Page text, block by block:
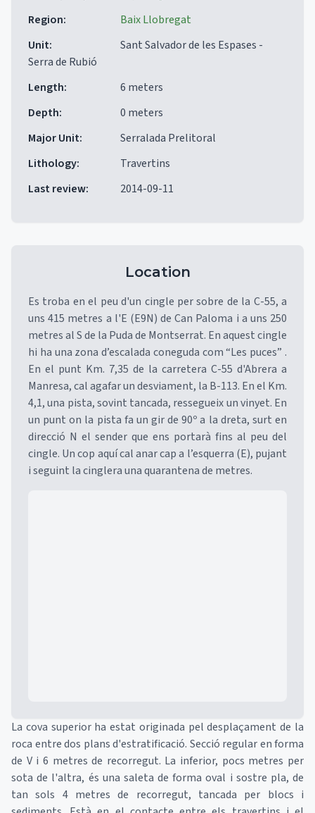
Region:
Baix Llobregat
Unit:
Sant Salvador de les Espases -
Serra de Rubió
Length:
6 meters
Depth:
0 meters
Major Unit:
Serralada Prelitoral
Lithology:
Travertins
Last review: 2014-09-11
Location
Es troba en el peu d'un cingle per sobre de la C-55, a
uns 415 metres a l'E (E9N) de Can Paloma i a uns 250
metres al S de la Puda de Montserrat. En aquest cingle
hi ha una zona d’escalada coneguda com “Les puces” .
En el punt Km. 7,35 de la carretera C-55 d'Abrera a
Manresa, cal agafar un desviament, la B-113. En el Km.
4,1, una pista, sovint tancada, ressegueix un vinyet. En
un punt on la pista fa un gir de 90º a la dreta, surt en
direcció N el sender que ens portarà fins al peu del
cingle. Un cop aquí cal anar cap a l’esquerra (E), pujant
i seguint la cinglera una quarantena de metres.
La cova superior ha estat originada pel desplaçament de la
roca entre dos plans d'estratificació. Secció regular en forma
de V i 6 metres de recorregut. La inferior, pocs metres per
sota de l'altra, és una saleta de forma oval i sostre pla, de
tan sols 4 metres de recorregut, tancada per blocs i